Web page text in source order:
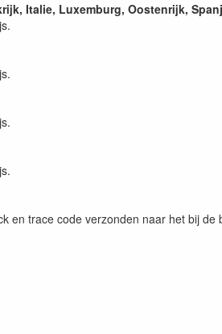
Italie, Luxemburg, Oostenrijk,
en trace code verzonden naar het bij de